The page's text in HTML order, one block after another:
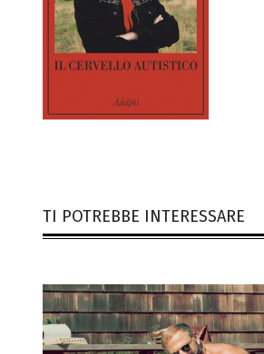
TI POTREBBE INTERESSARE